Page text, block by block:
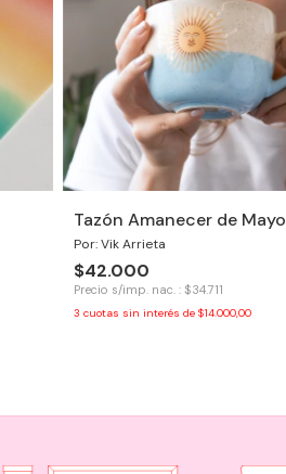
Tazón Amanecer de Mayo
Por: Vik Arrieta
$42.000
Precio s/imp. nac. : $34.711
3 cuotas sin interés de$14.000,00